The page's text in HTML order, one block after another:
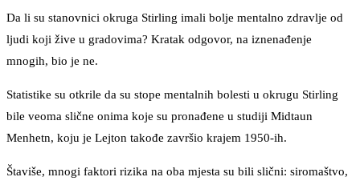
Da li su stanovnici okruga Stirling imali bolje mentalno zdravlje od
ljudi koji žive u gradovima? Kratak odgovor, na iznenađenje
mnogih, bio je ne.
Statistike su otkrile da su stope mentalnih bolesti u okrugu Stirling
bile veoma slične onima koje su pronađene u studiji Midtaun
Menhetn, koju je Lejton takođe završio krajem 1950-ih.
Štaviše, mnogi faktori rizika na oba mjesta su bili slični: siromaštvo,